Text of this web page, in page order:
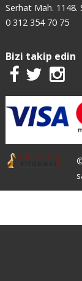
Serhat Mah. 1148.
0 312 354 70 75
Bizi takip edin